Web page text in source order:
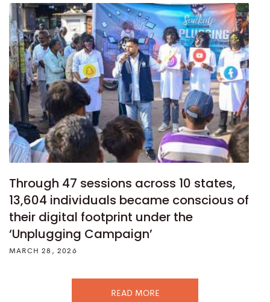
Through 47 sessions across 10 states,
13,604 individuals became conscious of
their digital footprint under the
‘Unplugging Campaign’
MARCH 28, 2026
READ MORE